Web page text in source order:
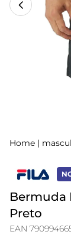
Home |
Bermuda
Preto
EAN